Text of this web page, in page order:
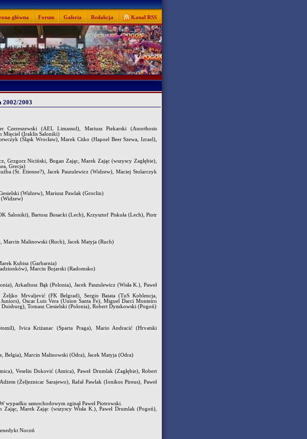
główna Forum Galeria Redakcja Kanał RSS
2002/2003
Czereszewski (AEL Limassol), Mariusz Piekarski (Anorthosis
Mięciel (Iraklis Saloniki)
(Śląsk Wrocław), Marek Citko (Hapoel Beer Szewa, Izrael),
Grzgorz Niciński, Bogan Zając, Marek Zając (wszyscy Zagłębie),
Grecja)
(St. Etienne?), Jacek Paszulewicz (Widzew), Maciej Stolarczyk
(Widzew), Mariusz Pawlak (Groclin)
(Widzew)
Saloniki), Bartosz Bosacki (Lech), Krzysztof Piskuła (Lech), Piotr
Marcin Malinowski (Ruch), Jacek Matyja (Ruch)
Kubisz (Garbarnia)
Marcin Bojarski (Radomsko)
Arkadiusz Bąk (Polonia), Jacek Paszulewicz (Wisła K.), Paweł
Mrvaljević (FK Belgrad), Sergio Batata (TuS Koblencja,
Oscar Luis Vera (Union Santa Fe), Miguel Darci Monteiro
Tomasz Ciesielski (Polonia), Robert Dymkowski (Pogoń)
Ivica Kriżanac (Sparta Praga), Mario Andracić (Hrvatski
Belgia), Marcin Malinowski (Odra), Jacek Matyja (Odra)
Veselin Doković (Amica), Paweł Drumlak (Zagłębie), Robert
(Żeljeznicar Sarajewo), Rafał Pawlak (Ionikos Pireus), Paweł
wypadku samochodowym zginął Paweł Piotrowski.
Marek Zając (wszyscy Wisła K.), Paweł Drumlak (Pogoń),
Nocoń